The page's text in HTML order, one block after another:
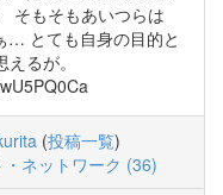
そもそもあいつらは
… とても自身の目的と
るが。
(投稿一覧)
・ネットワーク (36)